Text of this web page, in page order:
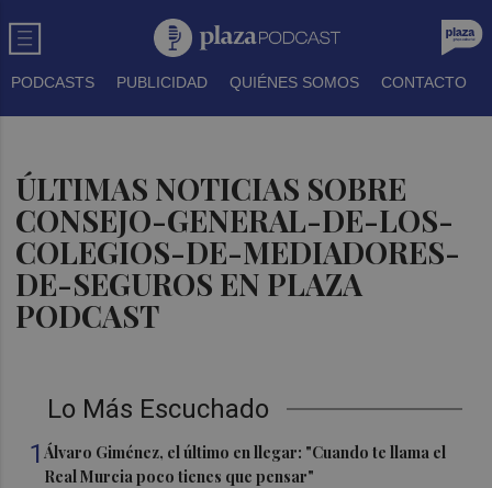
PODCASTS PUBLICIDAD QUIÉNES SOMOS CONTACTO
ÚLTIMAS NOTICIAS SOBRE
CONSEJO-GENERAL-DE-LOS-
COLEGIOS-DE-MEDIADORES-
DE-SEGUROS EN PLAZA
PODCAST
Lo Más Escuchado
1Álvaro Giménez, el último en llegar: "Cuando te llama el
Real Murcia poco tienes que pensar"